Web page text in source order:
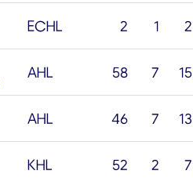
ECHL 2 1
2
AHL 58 7
15
AHL 46 7
13
KHL 52 2 7